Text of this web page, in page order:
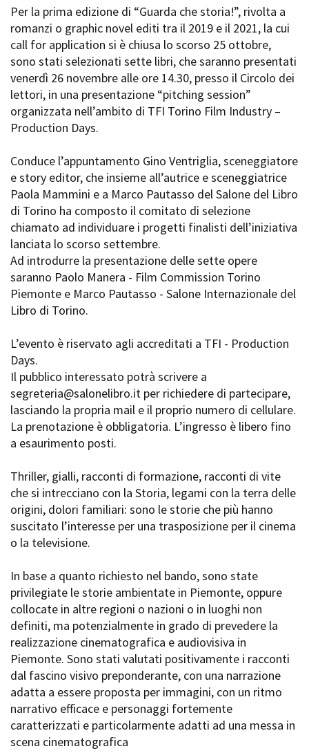
Location scouting
Spazi nella sede FCTP
Sala Casting
Sala Paolo Tenna
FILM FUNDS
Piemonte Film Tv Fund
Piemonte Film Tv
Development Fund
Short Film Fund
PRODUCTION GUIDE
Società di produzione
Strutture di servizio
Professionisti
Attrici-Attori
Beginners
LOCATION GUIDE
FILM DATABASE
BOOK DATABASE
NEWS
CASTING
Berlinale Internationalen
Filmfestspiele Berlin
Festival de Cannes
Biografilm Festival - Bio to B
Industry Days
Locarno Film Festival
Mostra Internazionale d’Arte
Cinematografica Venezia
Festa del Cinema di Roma
Torino Film Festival
David di Donatello
Nastri d’Argento
Premio Solinas
STRUMENTI
Location - Accedi al tuo
profilo
Location - Nuovo utente
Stage - Tirocini - Scuola e
Elenco Operatori Economici
per affidamento lavori in
economia
Amministrazione trasparente
Bandi e gare
Contatti
Cookie policy
Whistleblowing
Credits
Per la prima edizione di “Guarda che storia!”, rivolta a
romanzi o graphic novel editi tra il 2019 e il 2021, la cui
call for application si è chiusa lo scorso 25 ottobre,
sono stati selezionati sette libri, che saranno presentati
venerdì 26 novembre alle ore 14.30, presso il Circolo dei
lettori, in una presentazione “pitching session”
organizzata nell’ambito di TFI Torino Film Industry –
Production Days.
Conduce l’appuntamento Gino Ventriglia, sceneggiatore
e story editor, che insieme all’autrice e sceneggiatrice
Paola Mammini e a Marco Pautasso del Salone del Libro
di Torino ha composto il comitato di selezione
chiamato ad individuare i progetti finalisti dell’iniziativa
lanciata lo scorso settembre.
Ad introdurre la presentazione delle sette opere
saranno Paolo Manera - Film Commission Torino
Piemonte e Marco Pautasso - Salone Internazionale del
Libro di Torino.
L’evento è riservato agli accreditati a TFI - Production
Days.
Il pubblico interessato potrà scrivere a
segreteria@salonelibro.it per richiedere di partecipare,
lasciando la propria mail e il proprio numero di cellulare.
La prenotazione è obbligatoria. L’ingresso è libero fino
a esaurimento posti.
Thriller, gialli, racconti di formazione, racconti di vite
che si intrecciano con la Storia, legami con la terra delle
origini, dolori familiari: sono le storie che più hanno
suscitato l’interesse per una trasposizione per il cinema
o la televisione.
In base a quanto richiesto nel bando, sono state
privilegiate le storie ambientate in Piemonte, oppure
collocate in altre regioni o nazioni o in luoghi non
definiti, ma potenzialmente in grado di prevedere la
realizzazione cinematografica e audiovisiva in
Piemonte. Sono stati valutati positivamente i racconti
dal fascino visivo preponderante, con una narrazione
adatta a essere proposta per immagini, con un ritmo
narrativo efficace e personaggi fortemente
caratterizzati e particolarmente adatti ad una messa in
scena cinematografica